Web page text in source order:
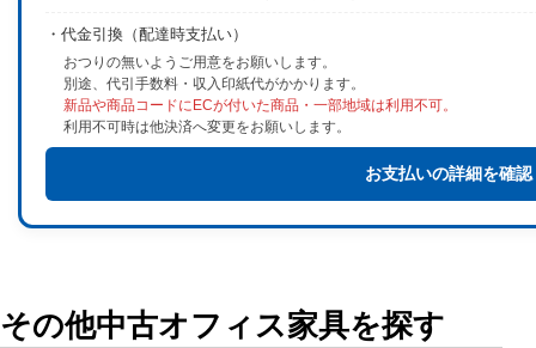
・代金引換（配達時支払い）
おつりの無いようご用意をお願いします。
別途、代引手数料・収入印紙代がかかります。
新品や商品コードにECが付いた商品・一部地域は利用不可。
利用不可時は他決済へ変更をお願いします。
お支払いの詳細を確認
その他中古オフィス家具を探す